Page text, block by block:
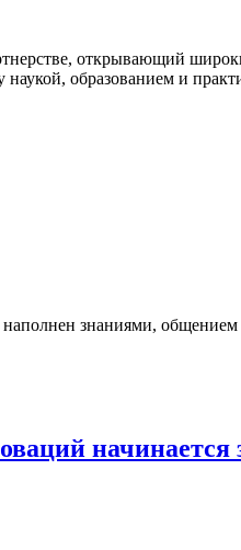
открывающий
образованием и
знаниями,
начинается